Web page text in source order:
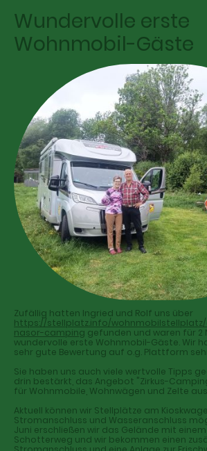
Wundervolle erste
Wohnmobil-Gäste
Zufällig hatten Ingried und Rolf uns über
https://stellplatz.info/
nasor-camping gefunden und waren für 2
wundervolle erste Wohnmobil-Gäste. Wir
sehr gute Bewertung auf o.g. Plattform
Sie haben uns auch viele wertvolle Tipps
drin bestärkt, das Angebot "Zirkus-
für Wohnmobile, Wohnwägen und Zelte
Aktuell können wir Stellplätze am
Stromanschluss und Wasseranschluss
Juni erschließen wir das Gelände mit
Schotterweg und wir bekommen einen